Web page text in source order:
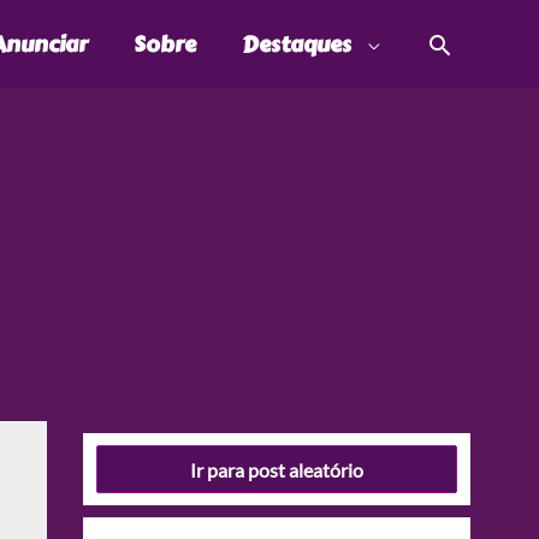
Sobre Destaques
Ir para post aleatório